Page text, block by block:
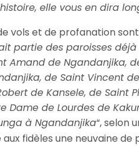
elle vous en dira
vols et de profanation sont
partie des paroisses
Amand de Ngandanjika,
de Saint Vincent
de Kansele, de Saint
Dame de Lourdes de
à Ngandanjika“, selon
aux fidèles une neuvaine de